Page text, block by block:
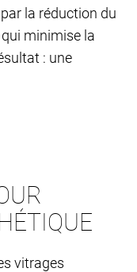
la réduction du
minimise la
: une
vitrages